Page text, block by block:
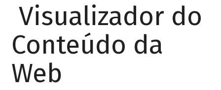
Visualizador do
Conteúdo da
Web